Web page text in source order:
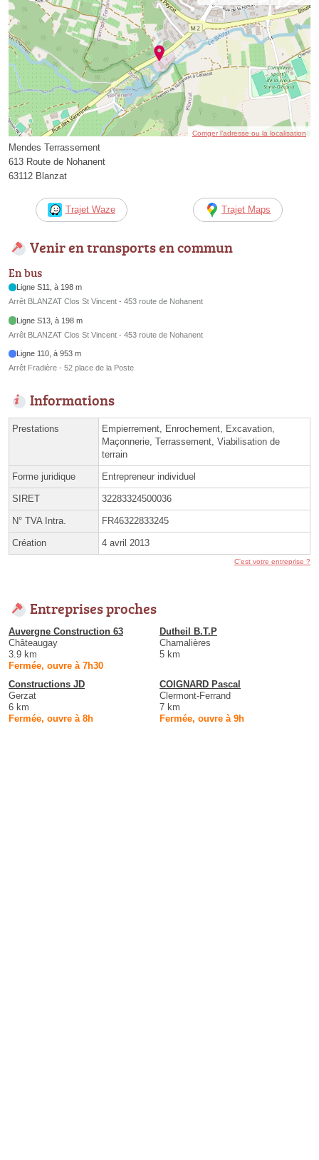
Corriger l’adresse ou la localisation
Mendes Terrassement
613 Route de Nohanent
63112 Blanzat
Trajet Waze Trajet Maps
Venir en transports en commun
En bus
Ligne S11, à 198 m
Arrêt BLANZAT Clos St Vincent - 453 route de Nohanent
Ligne S13, à 198 m
Arrêt BLANZAT Clos St Vincent - 453 route de Nohanent
Ligne 110, à 953 m
Arrêt Fradière - 52 place de la Poste
Informations
Prestations
Empierrement, Enrochement, Excavation,
Maçonnerie, Terrassement, Viabilisation de
terrain
Forme juridique Entrepreneur individuel
SIRET 32283324500036
N° TVA Intra. FR46322833245
Création 4 avril 2013
C'est votre entreprise ?
Entreprises proches
Auvergne Construction 63
Châteaugay
3.9 km
Fermée, ouvre à 7h30
Dutheil B.T.P
Chamalières
5 km
Constructions JD
Gerzat
6 km
Fermée, ouvre à 8h
COIGNARD Pascal
Clermont-Ferrand
7 km
Fermée, ouvre à 9h